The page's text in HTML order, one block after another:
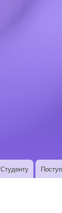
Студенту